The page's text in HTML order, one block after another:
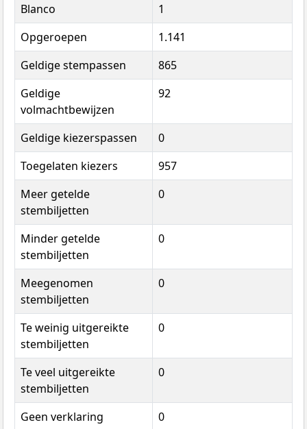
Blanco
1
Opgeroepen
1.141
Geldige stempassen
865
Geldige
volmachtbewijzen
92
Geldige kiezerspassen
0
Toegelaten kiezers
957
Meer getelde
stembiljetten
0
Minder getelde
stembiljetten
0
Meegenomen
stembiljetten
0
Te weinig uitgereikte
stembiljetten
0
Te veel uitgereikte
stembiljetten
0
Geen verklaring
0